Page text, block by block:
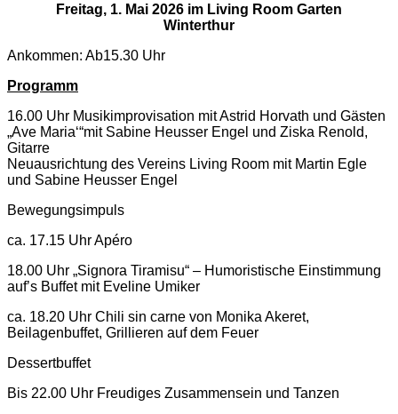
Freitag, 1. Mai 2026 im Living Room Garten
Winterthur
Ankommen: Ab15.30 Uhr
Programm
16.00 Uhr Musikimprovisation mit Astrid Horvath und Gästen
„Ave Maria‘“mit Sabine Heusser Engel und Ziska Renold,
Gitarre
Neuausrichtung des Vereins Living Room mit Martin Egle
und Sabine Heusser Engel
Bewegungsimpuls
ca. 17.15 Uhr Apéro
18.00 Uhr „Signora Tiramisu“ – Humoristische Einstimmung
auf’s Buffet mit Eveline Umiker
ca. 18.20 Uhr Chili sin carne von Monika Akeret,
Beilagenbuffet, Grillieren auf dem Feuer
Dessertbuffet
Bis 22.00 Uhr Freudiges Zusammensein und Tanzen